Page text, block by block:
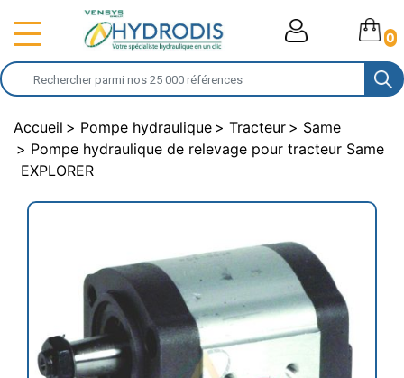
0
Accueil Pompe hydraulique Tracteur
Same
Pompe hydraulique de relevage pour tracteur Same
EXPLORER